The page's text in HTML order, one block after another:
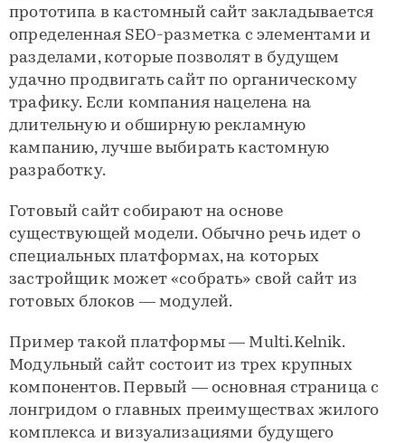
прототипа в кастомный сайт закладывается
определенная SEO-разметка с элементами и
разделами, которые позволят в будущем
удачно продвигать сайт по органическому
трафику. Если компания нацелена на
длительную и обширную рекламную
кампанию, лучше выбирать кастомную
разработку.
Готовый сайт собирают на основе
существующей модели. Обычно речь идет о
специальных платформах, на которых
застройщик может «собрать» свой сайт из
готовых блоков — модулей.
Пример такой платформы — Multi.Kelnik.
Модульный сайт состоит из трех крупных
компонентов. Первый — основная страница с
лонгридом о главных преимуществах жилого
комплекса и визуализациями будущего